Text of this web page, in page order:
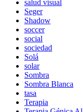
salud visual
Seger
Shadow
soccer
social
sociedad
Solá
solar
Sombra
Sombra Blanca
tasa
Terapia